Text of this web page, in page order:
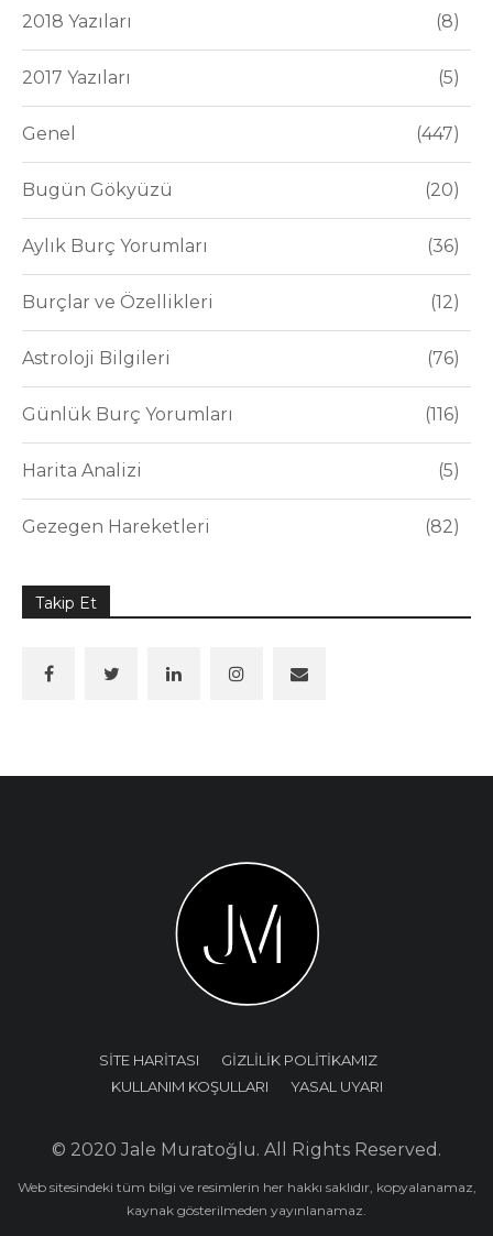
2018 Yazıları 8
2017 Yazıları 5
Genel 447
Bugün Gökyüzü 20
Aylık Burç Yorumları 36
Burçlar ve Özellikleri 12
Astroloji Bilgileri 76
Günlük Burç Yorumları 116
Harita Analizi 5
Gezegen Hareketleri 82
Takip Et
SİTE HARİTASI
GİZLİLİK POLİTİKAMIZ
KULLANIM KOŞULLARI
YASAL UYARI
© 2020 Jale Muratoğlu. All Rights Reserved.
Web sitesindeki tüm bilgi ve resimlerin her hakkı saklıdır, kopyalanamaz,
kaynak gösterilmeden yayınlanamaz.